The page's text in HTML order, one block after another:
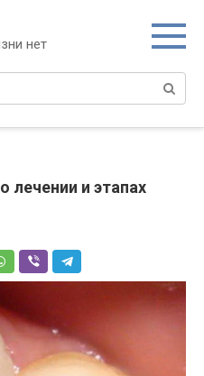
нет
лечении и этапах